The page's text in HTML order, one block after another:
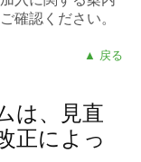
確認ください。
▲ 戻る
は、見直
正によっ